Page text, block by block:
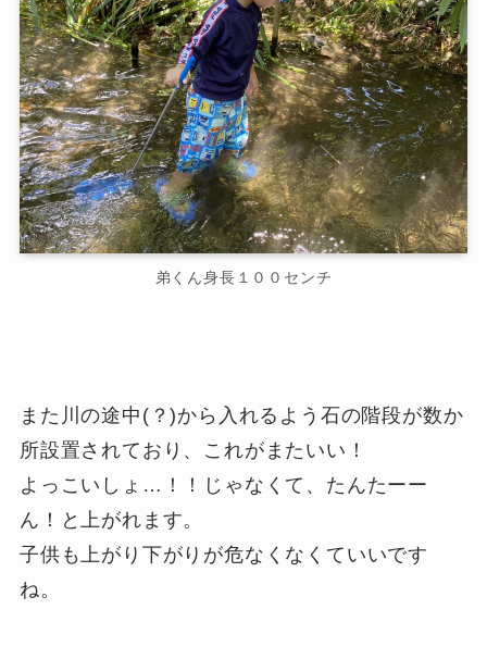
弟くん身長１００センチ
また川の途中(？)から入れるよう石の階段が数か
所設置されており、これがまたいい！
よっこいしょ…！！じゃなくて、たんたーー
ん！と上がれます。
子供も上がり下がりが危なくなくていいです
ね。